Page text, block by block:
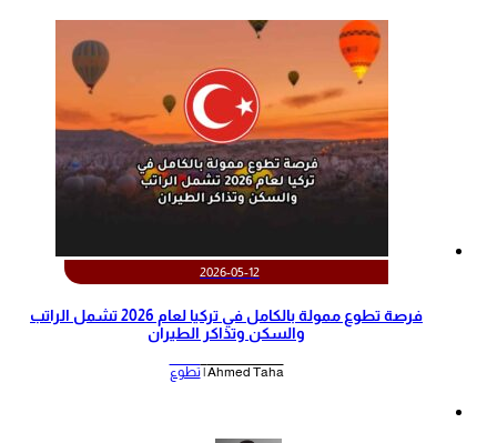
2026-05-12
‫فرصة تطوع ممولة بالكامل في تركيا لعام 2026 تشمل الراتب
والسكن وتذاكر الطيران‬
Ahmed Taha | تطوع